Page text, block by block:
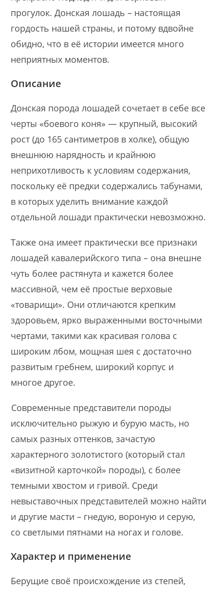
прогулок. Донская лошадь – настоящая
гордость нашей страны, и потому вдвойне
обидно, что в её истории имеется много
неприятных моментов.
Описание
Донская порода лошадей сочетает в себе все
черты «боевого коня» — крупный, высокий
рост (до 165 сантиметров в холке), общую
внешнюю нарядность и крайнюю
неприхотливость к условиям содержания,
поскольку её предки содержались табунами,
в которых уделить внимание каждой
отдельной лошади практически невозможно.
Также она имеет практически все признаки
лошадей кавалерийского типа – она внешне
чуть более растянута и кажется более
массивной, чем её простые верховые
«товарищи». Они отличаются крепким
здоровьем, ярко выраженными восточными
чертами, такими как красивая голова с
широким лбом, мощная шея с достаточно
развитым гребнем, широкий корпус и
многое другое.
Современные представители породы
исключительно рыжую и бурую масть, но
самых разных оттенков, зачастую
характерного золотистого (который стал
«визитной карточкой» породы), с более
темными хвостом и гривой. Среди
невыставочных представителей можно найти
и другие масти – гнедую, вороную и серую,
со светлыми пятнами на ногах и голове.
Характер и применение
Берущие своё происхождение из степей,